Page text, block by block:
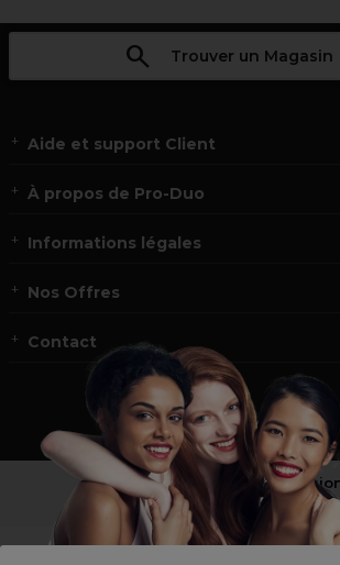
Trouver un Magasin
Aide et support Client
À propos de Pro-Duo
Informations légales
Nos Offres
Contact
Vous n’êtes pas un
Visitez notre site pourles